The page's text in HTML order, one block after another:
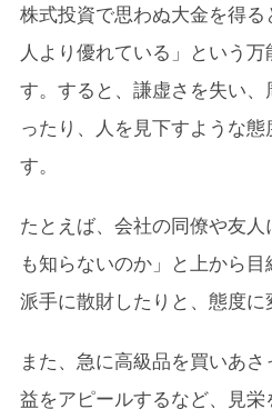
株式投資で思わぬ大金を得
人より優れている」という
す。すると、謙虚さを失い
ったり、人を見下すような
す。
たとえば、会社の同僚や友
も知らないのか」と上から
派手に散財したりと、態度に
また、急に高級品を買いあ
益をアピールするなど、見